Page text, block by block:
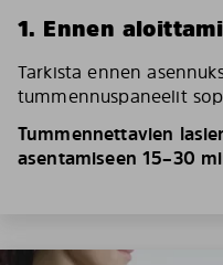
1. Ennen
Tarkista ennen
tummennuspaneelit
Tummennettavien
asentamiseen 15–30